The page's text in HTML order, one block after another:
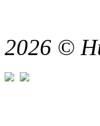
2026 ©